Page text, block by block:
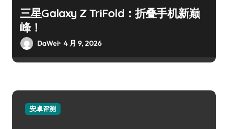
三星Galaxy Z TriFold：折叠手机新巅
峰！
DaWei 4 月 9, 2026
安卓评测